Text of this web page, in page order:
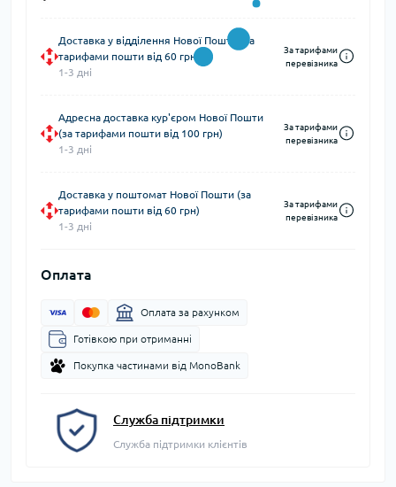
Доставка у відділення Нової Пошти (за
тарифами пошти від 60 грн)
1-3 дні
За тарифами
перевізника
Адресна доставка кур'єром Нової Пошти
(за тарифами пошти від 100 грн)
1-3 дні
За тарифами
перевізника
Доставка у поштомат Нової Пошти (за
тарифами пошти від 60 грн)
1-3 дні
За тарифами
перевізника
Оплата
Оплата за рахунком
Готівкою при отриманні
Покупка частинами від MonoBank
Служба підтримки
Служба підтримки клієнтів